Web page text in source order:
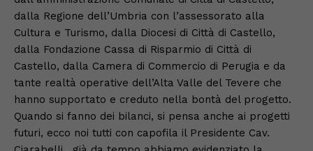
dalla Regione dell’Umbria con l’assessorato alla
Cultura e Turismo, dalla Diocesi di Città di Castello,
dalla Fondazione Cassa di Risparmio di Città di
Castello, dalla Camera di Commercio di Perugia e da
tante realtà operative dell’Alta Valle del Tevere che
hanno supportato e creduto nella bontà del progetto.
Quando si fanno dei bilanci, si pensa anche ai progetti
futuri, ecco noi tutti con capofila il Presidente Cav.